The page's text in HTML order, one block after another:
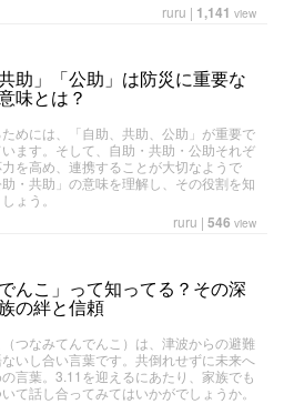
ruru | 1,141 view
助」「公助」は防災に重要な
味とは？
めには、「自助、共助、公助」が重要で
ます。そして、自助・共助・公助それぞ
を高め、連携することが大切なようで
・共助」の意味を理解し、その役割を知
ょう。
ruru | 546 view
んこ」って知ってる？その深
の絆と信頼
つなみてんでんこ）は、津波からの避難
いし合い言葉です。共倒れせずに未来へ
言葉。3.11を迎えるにあたり、家族でも
て話し合ってみてはいかがでしょうか。